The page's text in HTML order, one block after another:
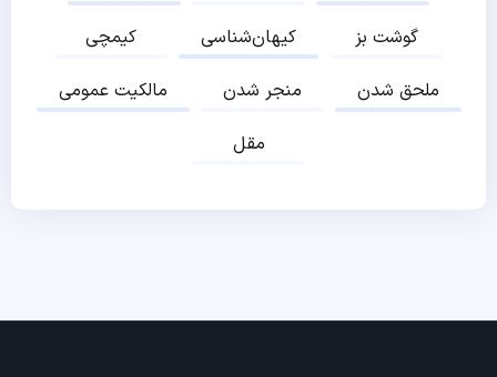
کیمچی
کیهان‌شناسی
گوشت بز
مالکیت عمومی
منجر شدن
ملحق شدن
مقل